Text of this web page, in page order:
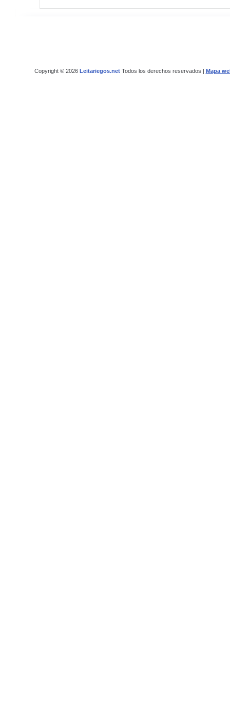
Copyright © 2026 Leitariegos.netTodos los derechos reservados | Mapa